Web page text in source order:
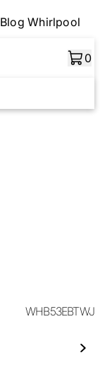
Blog Whirlpool
0
WHB53EBTWJ